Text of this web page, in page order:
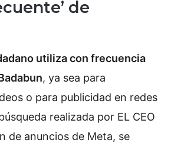
de
utiliza con frecuencia
, ya sea para
o para publicidad en redes
realizada por EL CEO
de anuncios de Meta, se